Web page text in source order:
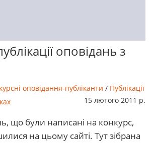
оповідань з
оповідання-публіканти / Публікації
15 лютого 2011 р.
що були написані на конкурс,
на цьому сайті. Тут зібрана